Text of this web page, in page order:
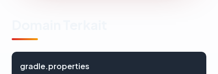
gradle.properties